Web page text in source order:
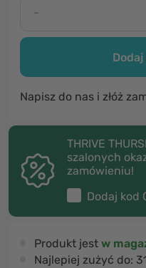
-
Napisz do nas i złóż
THRIVE
szalonych
zamówieniu!
Dodaj kod
Produkt jest w
Najlepiej zużyć do: